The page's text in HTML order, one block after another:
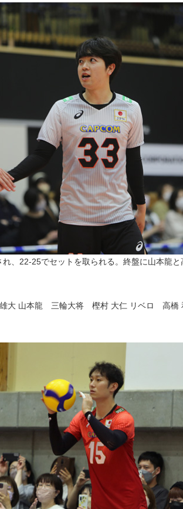
、22-25でセットを取られる。終盤に山本龍と
大 山本龍 三輪大将 樫村 大仁 リベロ 高橋